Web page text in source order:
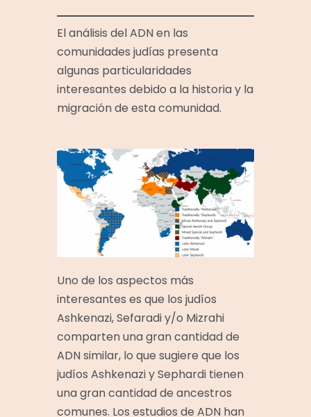
El análisis del ADN en las
comunidades judías presenta
algunas particularidades
interesantes debido a la historia y la
migración de esta comunidad.
Uno de los aspectos más
interesantes es que los judíos
Ashkenazi, Sefaradi y/o Mizrahi
comparten una gran cantidad de
ADN similar, lo que sugiere que los
judíos Ashkenazi y Sephardi tienen
una gran cantidad de ancestros
comunes. Los estudios de ADN han